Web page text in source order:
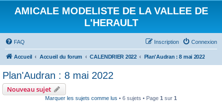
AMICALE MODELISTE DE LA VALLEE DE
L'HERAULT
FAQ Connexion
Inscription
Accueil Accueil du forum CALENDRIER 2022 Plan'Audran : 8 mai 2022
Plan'Audran : 8 mai 2022
Nouveau sujet
Marquer les sujets comme lus • 6 sujets • Page 1 sur 1